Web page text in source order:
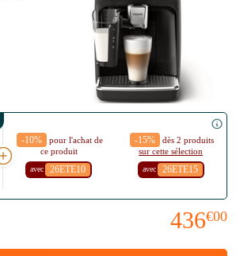
-10%
pour l'achat de
ce produit
avec 26ETE10
-15%
dès 2 produits
sur cette sélection
avec 26ETE15
436€00